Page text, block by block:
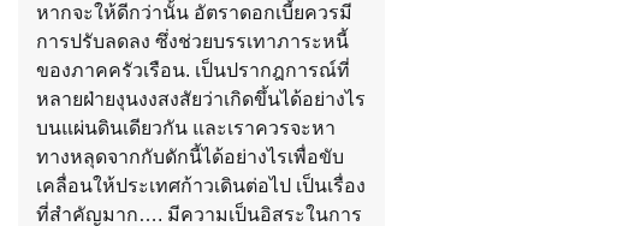
หากจะให้ดีกว่านั้น อัตราดอกเบี้ยควรมี
การปรับลดลง ซึ่งช่วยบรรเทาภาระหนี้
ของภาคครัวเรือน. เป็นปรากฎการณ์ที่
หลายฝ่ายงุนงงสงสัยว่าเกิดขึ้นได้อย่างไร
บนแผ่นดินเดียวกัน และเราควรจะหา
ทางหลุดจากกับดักนี้ได้อย่างไรเพื่อขับ
เคลื่อนให้ประเทศก้าวเดินต่อไป เป็นเรื่อง
ที่สำคัญมาก…. มีความเป็นอิสระในการ